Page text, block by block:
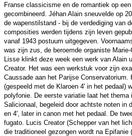
Franse classicisme en de romantiek op
gecombineerd. Jéhan Alain sneuvelde op
de wapenstilstand - bij de verdediging van
composities werden tijdens zijn leven
vanaf 1943 postuum uitgegeven.
was zijn zus, de beroemde organiste
Lisse klinkt deze week een werk van Alain
Creator. Het was een werkstuk voor zijn
Caussade aan het Parijse Conservatorium.
(gespeeld met de Klaroen 4' in het pedaal)
polyfonie. De eerste variatie laat het thema
Salicionaal, begeleid door achtste noten in
en 4', later in canon met het pedaal. De
fugato. Lucis Creator (Schepper van het
die traditioneel gezongen wordt na Epifanie